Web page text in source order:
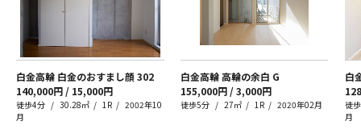
白金高輪 白金のおすまし顔 302
140,000円 / 15,000円
徒歩4分 30.28㎡ 1R
2002年10
月
白金高輪 高輪の余白 G
155,000円 / 3,000円
徒歩5分 27㎡ 1R 2020年02月
徒
月